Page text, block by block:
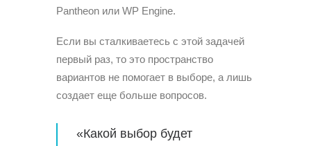
Pantheon или WP Engine.
Если вы сталкиваетесь с этой задачей
первый раз, то это пространство
вариантов не помогает в выборе, а лишь
создает еще больше вопросов.
«Какой выбор будет